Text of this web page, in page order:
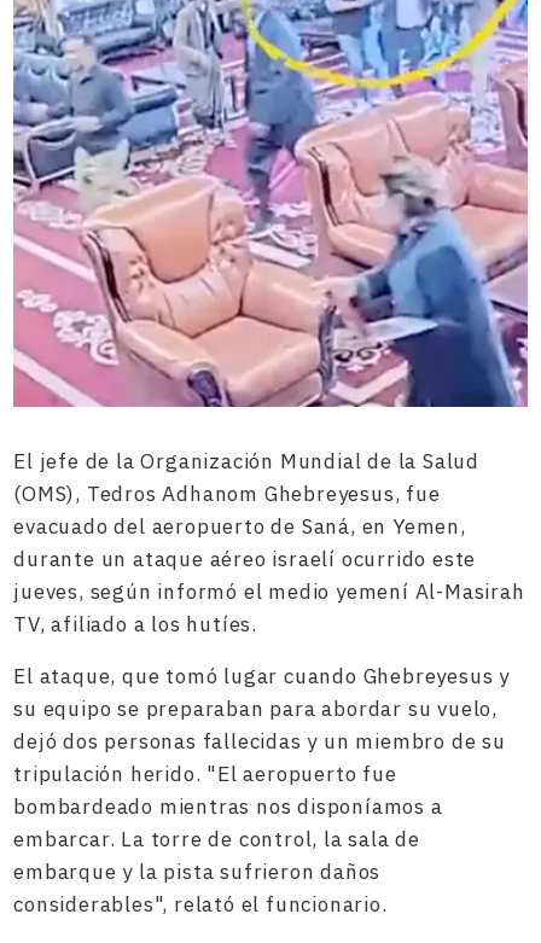
El jefe de la Organización Mundial de la Salud
(OMS), Tedros Adhanom Ghebreyesus, fue
evacuado del aeropuerto de Saná, en Yemen,
durante un ataque aéreo israelí ocurrido este
jueves, según informó el medio yemení Al-Masirah
TV, afiliado a los hutíes.
El ataque, que tomó lugar cuando Ghebreyesus y
su equipo se preparaban para abordar su vuelo,
dejó dos personas fallecidas y un miembro de su
tripulación herido. "El aeropuerto fue
bombardeado mientras nos disponíamos a
embarcar. La torre de control, la sala de
embarque y la pista sufrieron daños
considerables", relató el funcionario.